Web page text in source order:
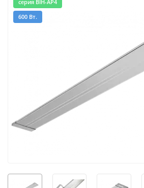
серия BIH-AP4
600 Вт.